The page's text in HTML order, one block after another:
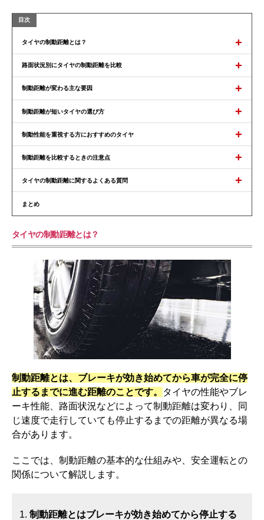
タイヤの制動距離とは？ +
路面状況別にタイヤの制動距離を比較 +
制動距離が変わる主な要因 +
制動距離が短いタイヤの選び方 +
制動性能を重視する方におすすめのタイヤ +
制動距離を比較するときの注意点 +
タイヤの制動距離に関するよくある質問 +
まとめ
タイヤの制動距離とは？
制動距離とは、ブレーキが効き始めてから車が完全に停
止するまでに進む距離のことです。
タイヤの性能やブレ
ーキ性能、路面状況などによって制動距離は変わり、同
じ速度で走行していても停止するまでの距離が異なる場
合があります。
ここでは、制動距離の基本的な仕組みや、安全運転との
関係について解説します。
制動距離とはブレーキが効き始めてから停止する